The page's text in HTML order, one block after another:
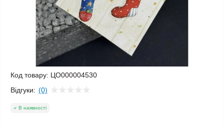
Код товару: ЦО000004530
Відгуки: (0)
В наявності